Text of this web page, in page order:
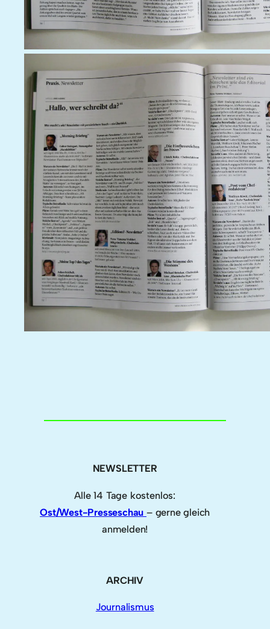
NEWSLETTER
Alle 14 Tage kostenlos:
Ost/West-Presseschau – gerne gleich
anmelden!
ARCHIV
Journalismus